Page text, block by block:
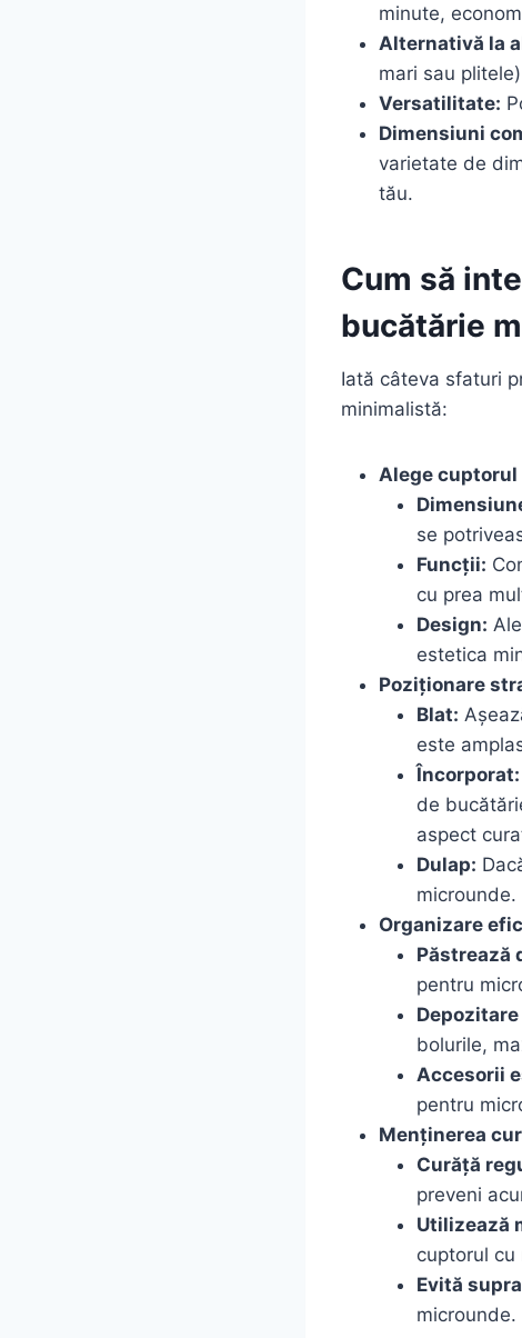
minute,
Alternativă la
mari sau
Versatilitate:
Dimensiuni
varietate de
tău.
Cum să
bucătărie
Iată câteva sfaturi
minimalistă:
Alege
se
Funcții:
cu prea
Design:
estetica
Poziționare
Blat:
este
Încorporat:
de
aspect
Dulap:
microunde.
Organizare
Păstrează
pentru
bolurile,
Accesorii
pentru
Menținerea
Curăță
preveni
Utilizează
cuptorul cu
Evită
microunde.